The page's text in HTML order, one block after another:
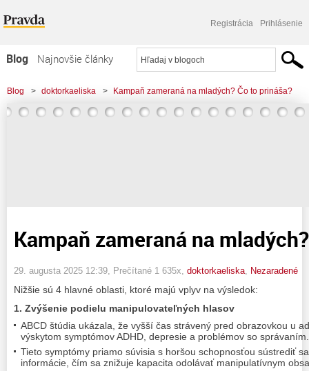
Registrácia Prihlásenie
Blog
Najnovšie články
Najčítanejšie články
Najkomentovanejšie články
Blog > doktorkaeliska > Kampaň zameraná na mladých? Čo to prináša?
Kampaň zameraná na
29. augusta 2025 12:39 , Prečítané 1 635x, doktorkaeliska Nezaradené
Nižšie sú 4 hlavné oblasti, ktoré majú vplyv na výsledok:
1. Zvýšenie podielu manipulovateľných hlasov
ABCD štúdia ukázala, že vyšší čas strávený pred obrazovkou u
výskytom symptómov ADHD, depresie a problémov so správaním.
Tieto symptómy priamo súvisia s horšou schopnosťou sústrediť
informácie, čím sa znižuje kapacita odolávať manipulatívnym